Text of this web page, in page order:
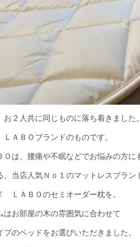
お２人共に同じものに落ち着きました。
ＡＢＯブランドのものです。
は、腰痛や不眠などでお悩みの方に
、当店人気Ｎｏ１のマットレスブラン
ＬＡＢＯのセミオーダー枕を。
はお部屋の木の雰囲気に合わせて
プのベッドをお選びいただきました。